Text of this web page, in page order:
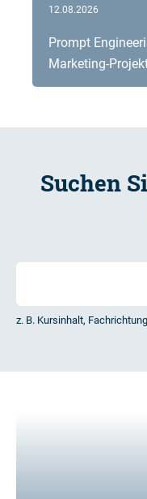
Prompt
Marketing-
12.08.2026
Suchen
z. B. Kursinhalt,